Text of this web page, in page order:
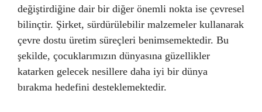
değiştirdiğine dair bir diğer önemli nokta ise çevresel
bilinçtir. Şirket, sürdürülebilir malzemeler kullanarak
çevre dostu üretim süreçleri benimsemektedir. Bu
şekilde, çocuklarımızın dünyasına güzellikler
katarken gelecek nesillere daha iyi bir dünya
bırakma hedefini desteklemektedir.